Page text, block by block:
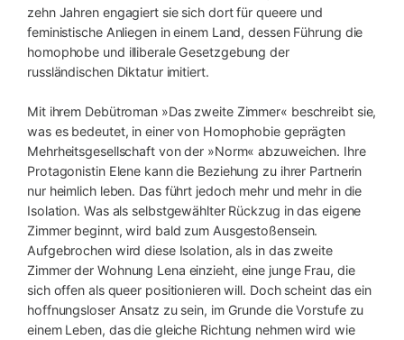
zehn Jahren engagiert sie sich dort für queere und
feministische Anliegen in einem Land, dessen Führung die
homophobe und illiberale Gesetzgebung der
russländischen Diktatur imitiert.
Mit ihrem Debütroman »Das zweite Zimmer« beschreibt sie,
was es bedeutet, in einer von Homophobie geprägten
Mehrheitsgesellschaft von der »Norm« abzuweichen. Ihre
Protagonistin Elene kann die Beziehung zu ihrer Partnerin
nur heimlich leben. Das führt jedoch mehr und mehr in die
Isolation. Was als selbstgewählter Rückzug in das eigene
Zimmer beginnt, wird bald zum Ausgestoßensein.
Aufgebrochen wird diese Isolation, als in das zweite
Zimmer der Wohnung Lena einzieht, eine junge Frau, die
sich offen als queer positionieren will. Doch scheint das ein
hoffnungsloser Ansatz zu sein, im Grunde die Vorstufe zu
einem Leben, das die gleiche Richtung nehmen wird wie